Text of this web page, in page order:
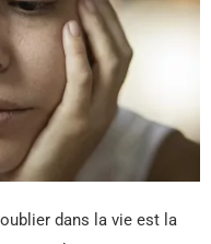
dans la vie est la